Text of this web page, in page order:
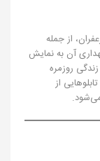
از جمله
آن به نمایش
روزمره
از